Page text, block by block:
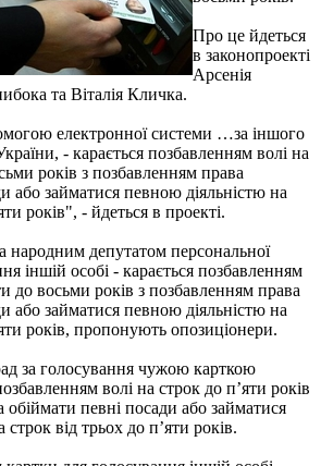
Про це йдеться
в законопроекті
Арсенія
та Віталія Кличка.
електронної системи …за іншого
- карається позбавленням волі на
років з позбавленням права
або займатися певною діяльністю на
років", - йдеться в проекті.
народним депутатом персональної
іншій особі - карається позбавленням
до восьми років з позбавленням права
або займатися певною діяльністю на
років, пропонують опозиціонери.
за голосування чужою карткою
волі на строк до п’яти років
обіймати певні посади або займатися
від трьох до п’яти років.